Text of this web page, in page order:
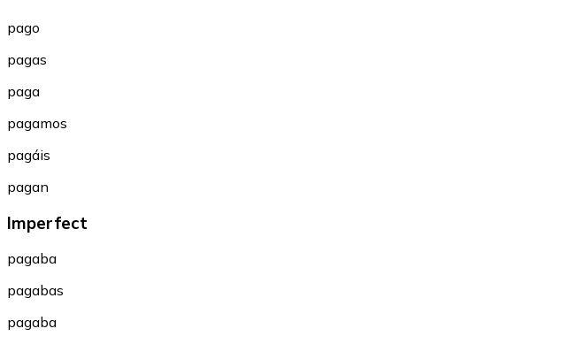
pago
pagas
paga
pagamos
pagáis
pagan
Imperfect
pagaba
pagabas
pagaba